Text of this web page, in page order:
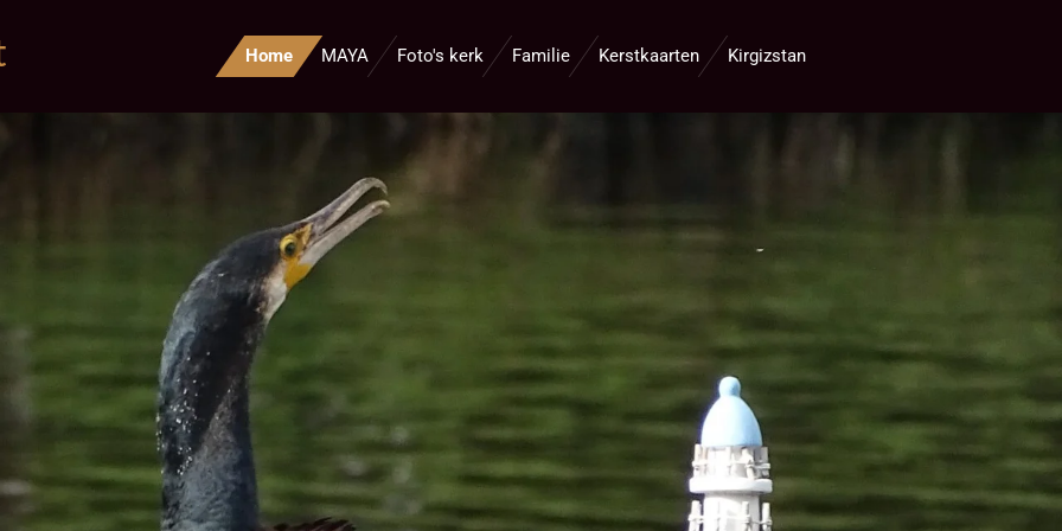
Home MAYA Foto's kerk Familie Kerstkaarten Kirgizstan